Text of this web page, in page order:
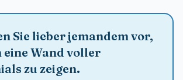
Sie lieber jemandem vor,
eine Wand voller
zu zeigen.